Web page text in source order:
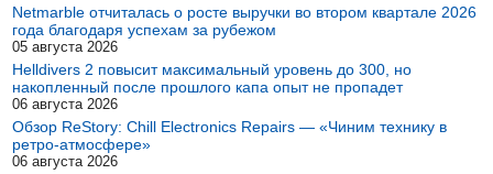
Netmarble отчиталась о росте выручки во втором квартале 2026
года благодаря успехам за рубежом
05 августа 2026
Helldivers 2 повысит максимальный уровень до 300, но
накопленный после прошлого капа опыт не пропадет
06 августа 2026
Обзор ReStory: Chill Electronics Repairs — «Чиним технику в
ретро-атмосфере»
06 августа 2026